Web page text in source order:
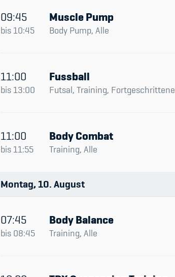
09:45
bis 10:45
Muscle Pump
Body Pump, Alle
11:00
bis 13:00
Fussball
Futsal, Training, Fortgeschrittene
11:00
bis 11:55
Body Combat
Training, Alle
Montag 10 August
07:45
bis 08:45
Body Balance
Training, Alle